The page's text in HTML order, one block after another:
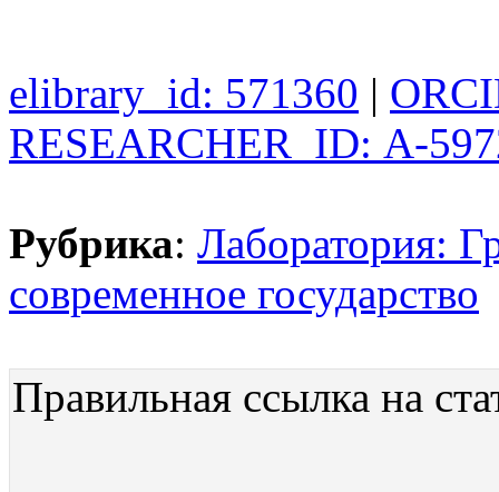
elibrary_id: 571360 |
RESEARCHER_ID: А-
Рубрика: Лаборатория:
современное государство
Правильная ссылка на